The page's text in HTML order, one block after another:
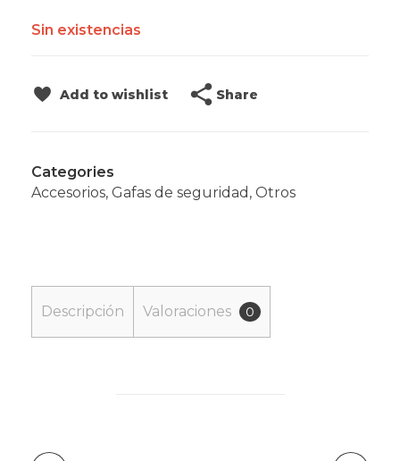
Sin existencias
Add to wishlist Share
Categories
Accesorios, Gafas de seguridad , Otros
Descripción Valoraciones 0